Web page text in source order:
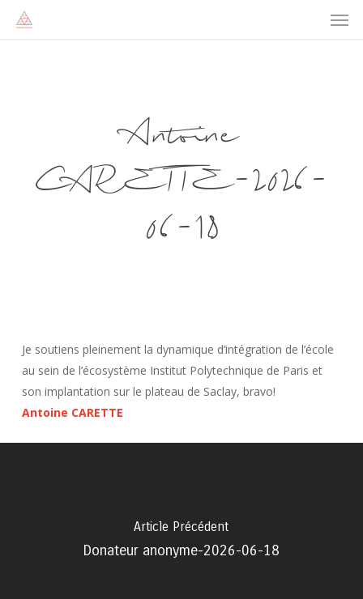
Antoine
CARETTE-2026-
06-18
Je soutiens pleinement la dynamique d’intégration de l’école
au sein de l’écosystème Institut Polytechnique de Paris et
son implantation sur le plateau de Saclay, bravo!
Antoine CARETTE
Article Précédent
Donateur anonyme-2026-06-18